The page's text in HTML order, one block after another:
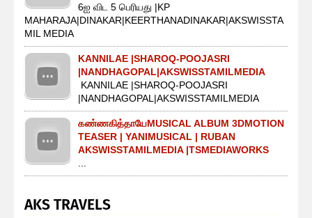
6ஐ விட 5 பெரியது |KP
MAHARAJA|DINAKAR|KEERTHANADINAKAR|AKSWISSTA
MIL MEDIA
KANNILAE |SHAROQ-POOJASRI
|NANDHAGOPAL|AKSWISSTAMILMEDIA
KANNILAE |SHAROQ-POOJASRI
|NANDHAGOPAL|AKSWISSTAMILMEDIA
கண்ணகித்தாயேMUSICAL ALBUM 3DMOTION
TEASER | YANIMUSICAL | RUBAN
AKSWISSTAMILMEDIA |TSMEDIAWORKS
AKS TRAVELS